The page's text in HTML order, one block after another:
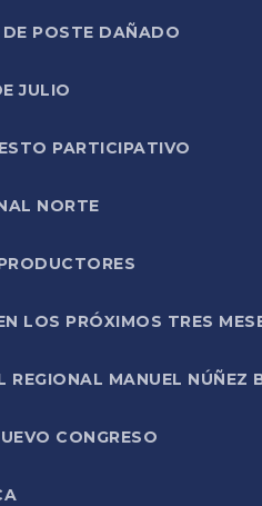
POSTE DAÑADO
JULIO
PARTICIPATIVO
NORTE
LOS PRÓXIMOS TRES
MANUEL NÚÑEZ
CONGRESO